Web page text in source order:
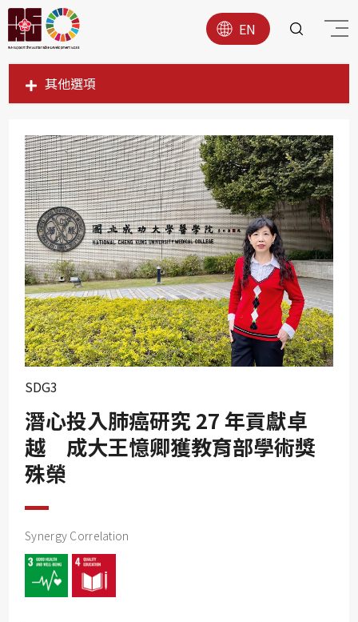
EN
其他選項
SDG1
SDG3
SDG4
SDG5
SDG6
SDG7
SDG8
SDG9
SDG10
SDG12
SDG13
SDG3
潛心投入肺癌研究 27 年貢獻卓
越 成大王憶卿獲教育部學術獎
殊榮
Synergy Correlation